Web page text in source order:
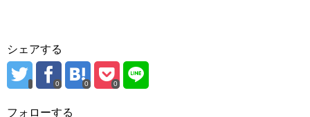
シェアする
0 0 0
フォローする